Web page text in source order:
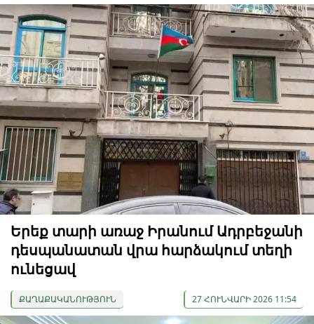
Երեք տարի առաջ Իրանում Ադրբեջանի
դեսպանատան վրա հարձակում տեղի
ունեցավ
ՔԱՂԱՔԱԿԱՆՈՒԹՅՈՒՆ 27 ՀՈՒՆՎԱՐԻ 2026 11:54